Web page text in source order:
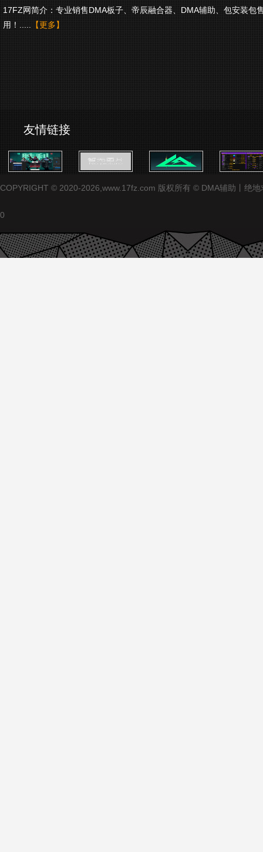
17FZ网简介：专业销售DMA板子、帝辰融合器、DMA辅助、包安装包
用！.....
【更多】
友情链接
COPYRIGHT © 2020-2026,www.17fz.com 版权所有 © DMA辅助丨绝
0